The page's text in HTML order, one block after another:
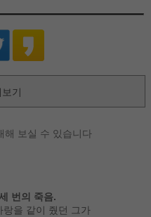
기
해 보실 수 있습니다
번의 죽음.
랑을 같이 줬던 그가